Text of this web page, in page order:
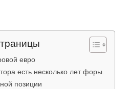
евро
есть несколько лет форы.
позиции